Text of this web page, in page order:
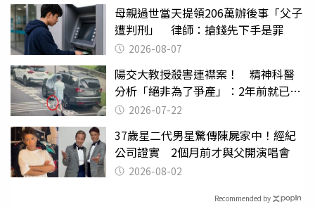
母親過世當天提領206萬辦後事「父子
遭判刑」 律師：搶錢先下手是罪
2026-08-07
陽交大教授殺害連襟案！ 精神科醫
分析「絕非為了爭產」：2年前就已言
行詭異
2026-07-22
37歲星二代男星驚傳陳屍家中！經紀
公司證實 2個月前才與父開演唱會
2026-08-02
Recommended by